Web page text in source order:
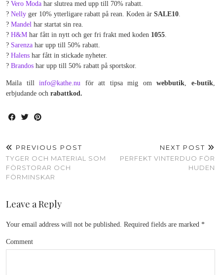
? Vero Moda har slutrea med upp till 70% rabatt.
? Nelly ger 10% ytterligare rabatt på rean. Koden är SALE10
? Mandel har startat sin rea.
? H&M har fått in nytt och ger fri frakt med koden 1055
? Sarenza har upp till 50% rabatt.
? Halens har fått in stickade nyheter.
? Brandos har upp till 50% rabatt på sportskor.
Maila tillinfo@kathe.nu för att tipsa mig omwebbutik ,e-butik
erbjudande och rabattkod.
PREVIOUS POST
TYGER OCH MATERIAL SOM
FÖRSTORAR OCH
FÖRMINSKAR
NEXT POST
PERFEKT VINTERDUO FÖR
HUDEN
Leave a Reply
Your email address will not be published. Required fields are marked *
Comment